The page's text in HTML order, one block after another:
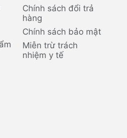
Chính sách đổi trả
hàng
Chính sách bảo mật
Miễn trừ trách
nhiệm y tế